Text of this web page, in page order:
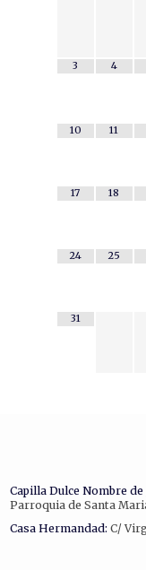
3 4
10 11
17 18
24 25
31
Capilla Dulce Nombre de
Parroquia de Santa
Casa Hermandad: C/